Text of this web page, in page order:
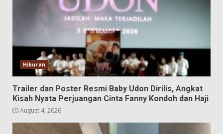
Hiburan
Trailer dan Poster Resmi Baby Udon Dirilis, Angkat
Kisah Nyata Perjuangan Cinta Fanny Kondoh dan Haji
August 4, 2026